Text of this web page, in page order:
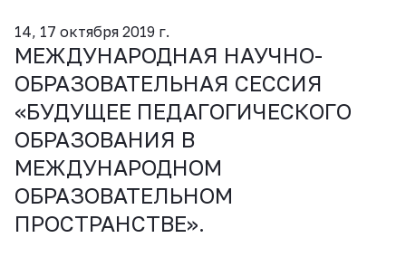
14, 17 октября 2019 г.
МЕЖДУНАРОДНАЯ НАУЧНО-
ОБРАЗОВАТЕЛЬНАЯ СЕССИЯ
«БУДУЩЕЕ ПЕДАГОГИЧЕСКОГО
ОБРАЗОВАНИЯ В
МЕЖДУНАРОДНОМ
ОБРАЗОВАТЕЛЬНОМ
ПРОСТРАНСТВЕ».